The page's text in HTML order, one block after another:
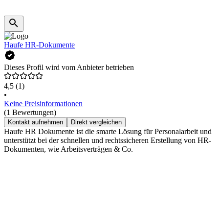
Haufe HR-Dokumente
Dieses Profil wird vom Anbieter betrieben
4,5 (1)
•
Keine Preisinformationen
(1 Bewertungen)
Kontakt aufnehmen Direkt vergleichen
Haufe HR Dokumente ist die smarte Lösung für Personalarbeit und
unterstützt bei der schnellen und rechtssicheren Erstellung von HR-
Dokumenten, wie Arbeitsverträgen & Co.